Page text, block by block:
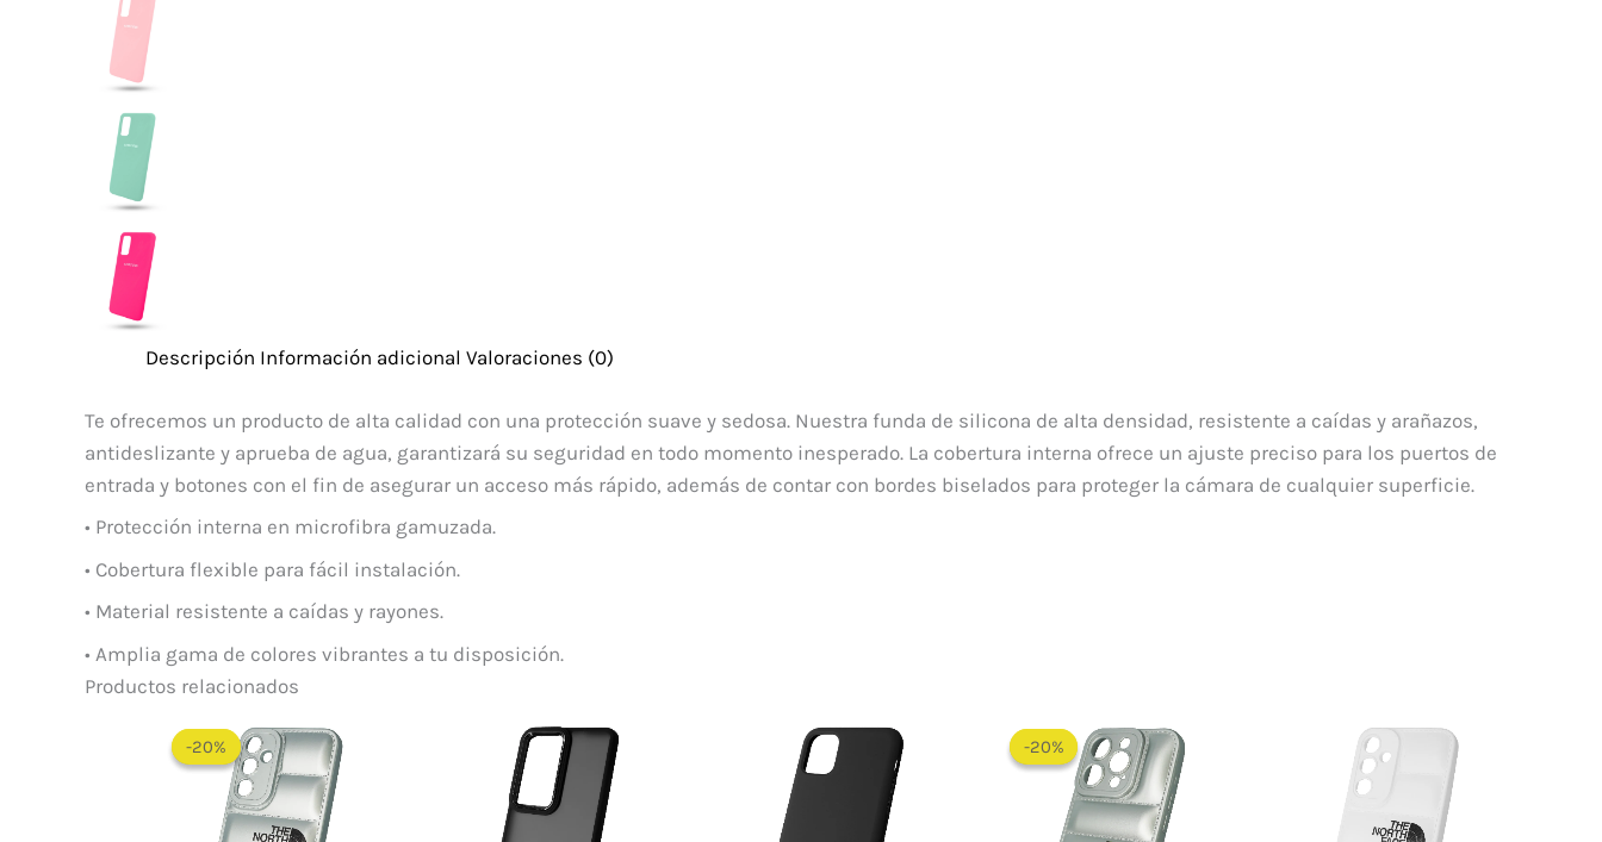
Descripción Información adicional Valoraciones (0)
Te ofrecemos un producto de alta calidad con una protección suave y sedosa. Nuestra funda de silicona de alta densidad, resistente a caídas y arañazos,
antideslizante y aprueba de agua, garantizará su seguridad en todo momento inesperado. La cobertura interna ofrece un ajuste preciso para los puertos de
entrada y botones con el fin de asegurar un acceso más rápido, además de contar con bordes biselados para proteger la cámara de cualquier superficie.
• Protección interna en microfibra gamuzada.
• Cobertura flexible para fácil instalación.
• Material resistente a caídas y rayones.
• Amplia gama de colores vibrantes a tu disposición.
Productos relacionados
-20%
-20%
precio
original
era:
$ 60.000.
-20%
-20%
precio
original
era:
$ 60.000.